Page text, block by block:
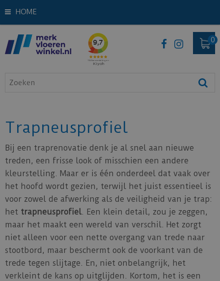
HOME
Trapneusprofiel
Bij een traprenovatie denk je al snel aan nieuwe
treden, een frisse look of misschien een andere
kleurstelling. Maar er is één onderdeel dat vaak over
het hoofd wordt gezien, terwijl het juist essentieel is
voor zowel de afwerking als de veiligheid van je trap:
het trapneusprofiel. Een klein detail, zou je zeggen,
maar het maakt een wereld van verschil. Het zorgt
niet alleen voor een nette overgang van trede naar
stootbord, maar beschermt ook de voorkant van de
trede tegen slijtage. En, niet onbelangrijk, het
verkleint de kans op uitglijden. Kortom, het is een